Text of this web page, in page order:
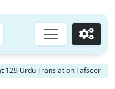
Go
129 Urdu Translation Tafseer